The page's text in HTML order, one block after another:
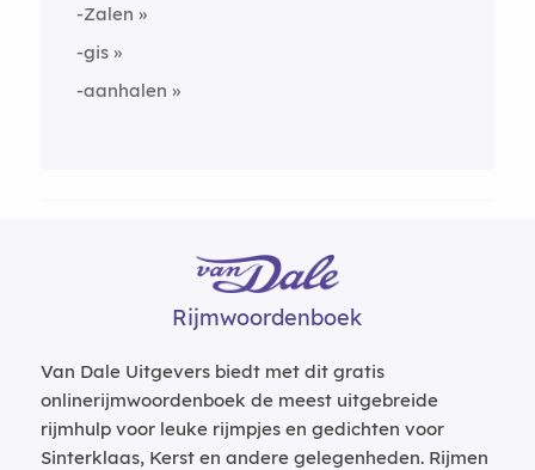
-Zalen
-gis
-aanhalen
Rijmwoordenboek
Van Dale Uitgevers biedt met dit gratis
onlinerijmwoordenboek de meest uitgebreide
rijmhulp voor leuke rijmpjes en gedichten voor
Sinterklaas, Kerst en andere gelegenheden. Rijmen